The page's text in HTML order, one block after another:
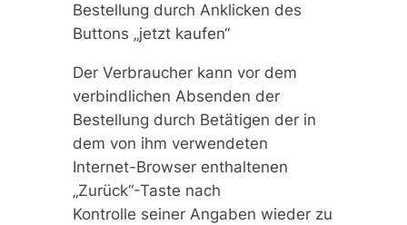
Bestellung durch Anklicken des
Buttons „jetzt kaufen“
Der Verbraucher kann vor dem
verbindlichen Absenden der
Bestellung durch Betätigen der in
dem von ihm verwendeten
Internet-Browser enthaltenen
„Zurück“-Taste nach
Kontrolle seiner Angaben wieder zu